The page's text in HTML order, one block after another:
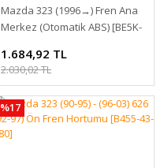
Mazda 323 (1996→) Fren Ana
Merkez (Otomatik ABS) [BE5K-
1.684,92 TL
2.030,02 TL
%17